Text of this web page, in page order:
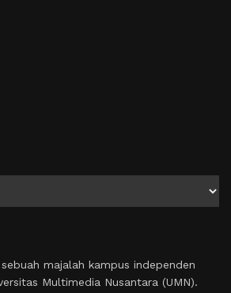
majalah kampus independen
Multimedia Nusantara (UMN).